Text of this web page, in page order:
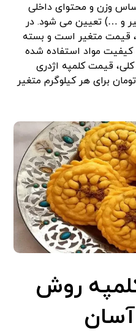
وزن و محتوای داخلی
و …) تعیین می شود. در
قیمت متغیر است و بسته
کیفیت مواد استفاده شده
قیمت کلمپه اژدری
ممکن است بین 2000 تا 6000 تومان برای هر کیلوگرم متغیر
روش